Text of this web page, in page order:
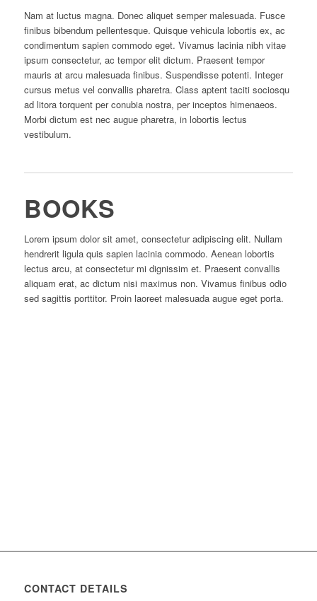
Nam at luctus magna. Donec aliquet semper malesuada. Fusce
finibus bibendum pellentesque. Quisque vehicula lobortis ex, ac
condimentum sapien commodo eget. Vivamus lacinia nibh vitae
ipsum consectetur, ac tempor elit dictum. Praesent tempor
mauris at arcu malesuada finibus. Suspendisse potenti. Integer
cursus metus vel convallis pharetra. Class aptent taciti sociosqu
ad litora torquent per conubia nostra, per inceptos himenaeos.
Morbi dictum est nec augue pharetra, in lobortis lectus
vestibulum.
BOOKS
Lorem ipsum dolor sit amet, consectetur adipiscing elit. Nullam
hendrerit ligula quis sapien lacinia commodo. Aenean lobortis
lectus arcu, at consectetur mi dignissim et. Praesent convallis
aliquam erat, ac dictum nisi maximus non. Vivamus finibus odio
sed sagittis porttitor. Proin laoreet malesuada augue eget porta.
CONTACT DETAILS